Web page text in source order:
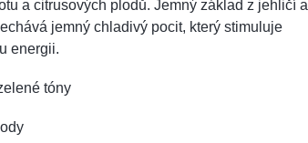
a citrusových plodů. Jemný základ z jehličí a
jemný chladivý pocit, který stimuluje
energii.
tóny